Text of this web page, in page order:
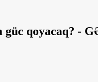
güc qoyacaq? -